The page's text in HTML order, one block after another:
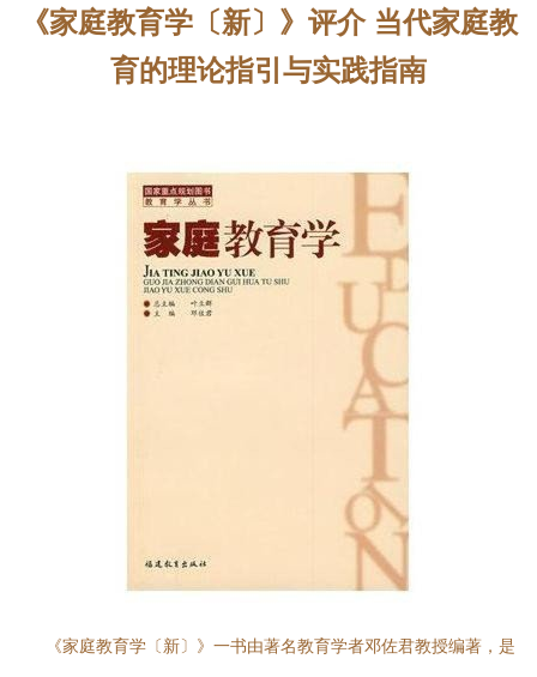
《家庭教育学〔新〕》评介 当代家庭教
育的理论指引与实践指南
《家庭教育学〔新〕》一书由著名教育学者邓佐君教授编著，是